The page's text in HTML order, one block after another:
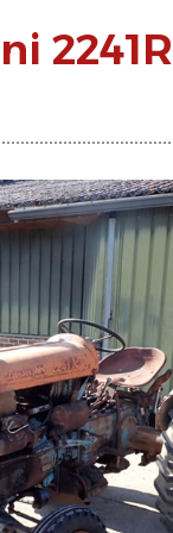
2241R